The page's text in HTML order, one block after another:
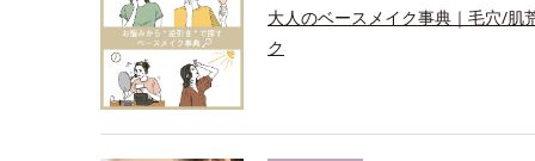
大人のベースメイク事典｜毛穴/
ク